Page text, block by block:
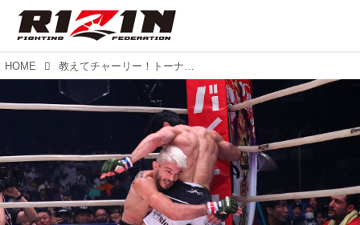
HOME 教えてチャーリー！トーナメントだから見ることが出来たライト級グランプリの激闘！！RIZIN.20を振り返る！vol.1